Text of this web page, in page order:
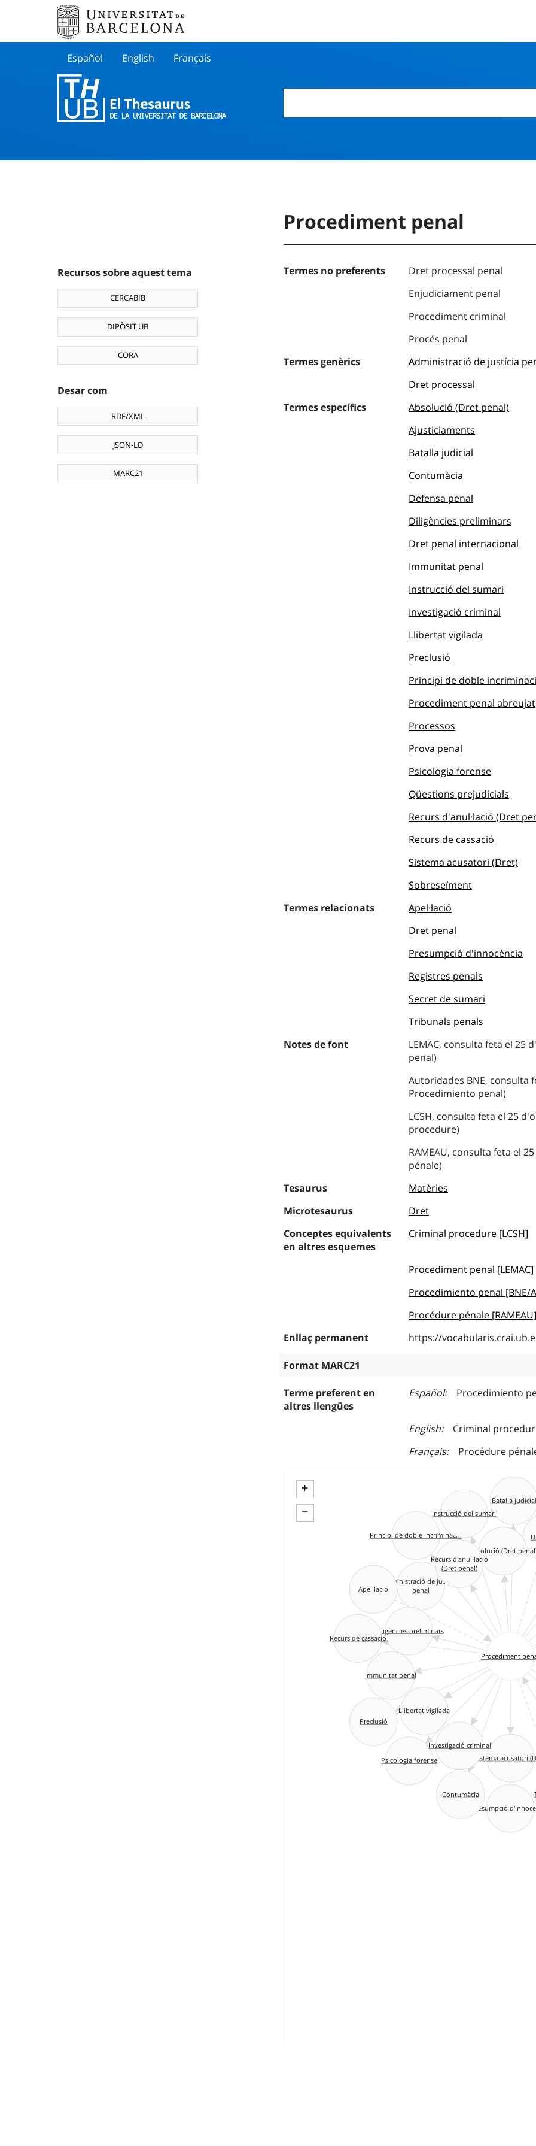
Español English Français
Recursos sobre aquest tema
CERCABIB
DIPÒSIT UB
CORA
Desar com
RDF/XML
JSON-LD
MARC21
Procediment penal
Termes no preferents
Dret processal penal
Enjudiciament penal
Procediment criminal
Procés penal
Termes genèrics
Administració de justícia
Dret processal
Termes específics
Absolució (Dret penal)
Ajusticiaments
Batalla judicial
Contumàcia
Defensa penal
Diligències preliminars
Dret penal internacional
Immunitat penal
Instrucció del sumari
Investigació criminal
Llibertat vigilada
Preclusió
Principi de doble
Procediment penal abreujat
Processos
Prova penal
Psicologia forense
Qüestions prejudicials
Recurs d'anul·lació (Dret
Recurs de cassació
Sistema acusatori (Dret)
Sobreseïment
Termes relacionats
Apel·lació
Dret penal
Presumpció d'innocència
Registres penals
Secret de sumari
Tribunals penals
Notes de font
LEMAC, consulta feta el 25
penal)
Autoridades BNE, consulta
Procedimiento penal)
LCSH, consulta feta el 25
procedure)
RAMEAU, consulta feta el
pénale)
Tesaurus
Matèries
Microtesaurus
Dret
Conceptes equivalents
en altres esquemes
Criminal procedure [LCSH]
Procediment penal [LEMAC]
Procedimiento penal [BNE/
Procédure pénale [RAMEAU]
Enllaç permanent
https://
Format MARC21
Terme preferent en
altres llengües
Español Procedimiento
English
Criminal
Français
Procédure
+
−
Absolució (Dret
Immunitat penal
Administració de justícia
penal
Diligències preliminars
Apel·lació
Procediment
Recurs d'anul·lació
(Dret penal)
Presumpció
Recurs de cassació
Sistema acusatori
Principi de doble incriminació
Psicologia forense
Batalla judicial
Investigació criminal
Preclusió
Contumàcia
Instrucció del sumari
Llibertat vigilada